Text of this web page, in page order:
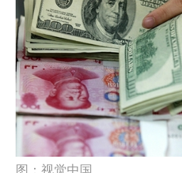
图：视觉中国